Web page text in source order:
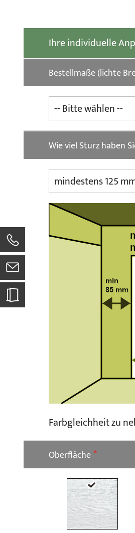
Ihre individuelle
Bestellmaße (lichte
Wie viel Sturz haben
Farbgleichheit zu
Oberfläche